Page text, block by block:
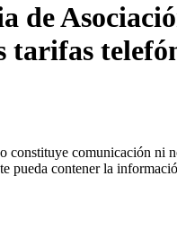
de
tarifas
constituye comunicación
pueda contener la